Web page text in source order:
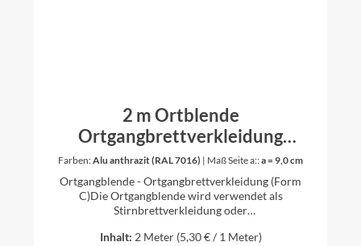
2 m Ortblende
Ortgangbrettverkleidung
Ortgangblende Dachblende Alu
farbig 0,8 mm (Form C)
Farben:Alu anthrazit (RAL 7016) | Maß Seite a::a = 9,0 cm
Ortgangblende - Ortgangbrettverkleidung (Form
C)Die Ortgangblende wird verwendet als
Stirnbrettverkleidung oder
verschiedenen Schenkellängendie Seite unten ist 2
Inhalt: 2 Meter (5,30 € / 1 Meter)